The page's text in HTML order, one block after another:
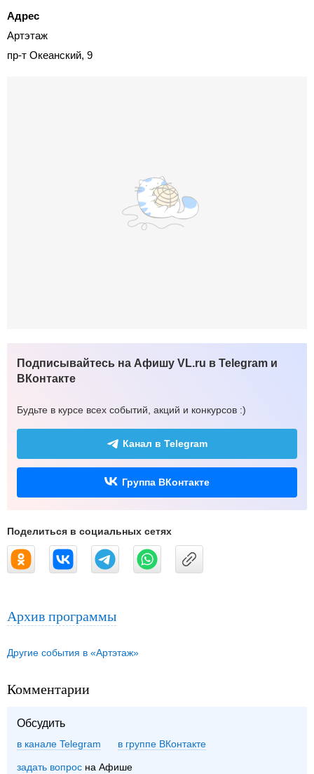
Адрес
Артэтаж
пр-т Океанский, 9
Подписывайтесь на Афишу VL.ru в Telegram и
ВКонтакте
Будьте в курсе всех событий, акций и конкурсов :)
Канал в Telegram
Группа ВКонтакте
Поделиться в социальных сетях
Архив программы
Другие события в «Артэтаж»
Комментарии
Обсудить
в канале Telegram группе ВКонтакте
задать вопрос на Афише